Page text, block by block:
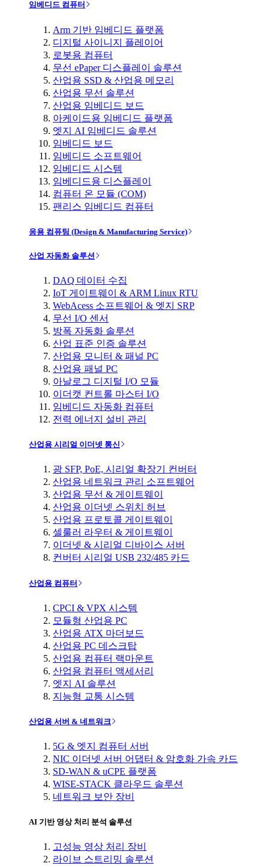
임베디드 컴퓨터
Arm 기반 임베디드 플랫폼
디지털 사이니지 플레이어
로봇용 컴퓨터
무선 ePaper 디스플레이 솔루션
산업용 SSD & 산업용 메모리
산업용 무선 솔루션
산업용 임베디드 보드
아케이드용 임베디드 플랫폼
엣지 AI 임베디드 솔루션
임베디드 보드
임베디드 소프트웨어
임베디드 시스템
임베디드용 디스플레이
컴퓨터 온 모듈 (COM)
팬리스 임베디드 컴퓨터
응용 컴퓨팅 (Design & Manufacturing Service)
산업 자동화 솔루션
DAQ 데이터 수집
IoT 게이트웨이 & ARM Linux RTU
WebAcess 소프트웨어 & 엣지 SRP
무선 I/O 센서
방폭 자동화 솔루션
산업 표준 인증 솔루션
산업용 모니터 & 패널 PC
산업용 패널 PC
아날로그 디지털 I/O 모듈
이더캣 컨트롤 마스터 I/O
임베디드 자동화 컴퓨터
전력 에너지 설비 관리
산업용 시리얼 이더넷 통신
광 SFP, PoE, 시리얼 확장기 컨버터
산업용 네트워크 관리 소프트웨어
산업용 무선 & 게이트웨이
산업용 이더넷 스위치 허브
산업용 프로토콜 게이트웨이
셀룰러 라우터 & 게이트웨이
이더넷 & 시리얼 디바이스 서버
컨버터 시리얼 USB 232/485 카드
산업용 컴퓨터
CPCI & VPX 시스템
모듈형 산업용 PC
산업용 ATX 마더보드
산업용 PC 데스크탑
산업용 컴퓨터 랙마운트
산업용 컴퓨터 액세서리
엣지 AI 솔루션
지능형 교통 시스템
산업용 서버 & 네트워크
5G & 엣지 컴퓨터 서버
NIC 이더넷 서버 어댑터 & 암호화 가속 카드
SD-WAN & uCPE 플랫폼
WISE-STACK 클라우드 솔루션
네트워크 보안 장비
AI 기반 영상 처리 분석 솔루션
고성능 영상 처리 장비
라이브 스트리밍 솔루션